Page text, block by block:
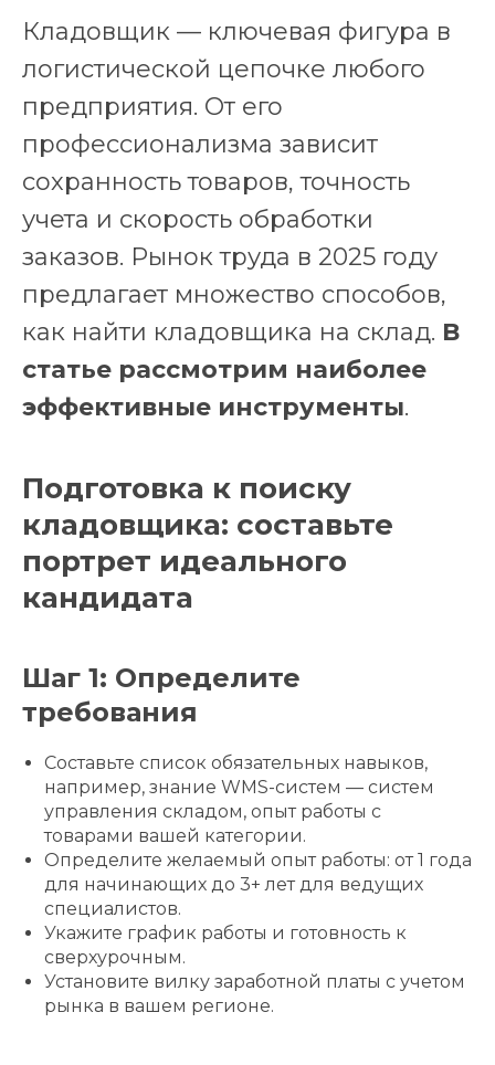
Кладовщик — ключевая фигура в
логистической цепочке любого
предприятия. От его
профессионализма зависит
сохранность товаров, точность
учета и скорость обработки
заказов. Рынок труда в 2025 году
предлагает множество способов,
как найти кладовщика на склад. В
статье рассмотрим наиболее
эффективные инструменты.
Подготовка к поиску
кладовщика: составьте
портрет идеального
кандидата
Шаг 1: Определите
требования
Составьте список обязательных навыков,
например, знание WMS-систем — систем
управления складом, опыт работы с
товарами вашей категории.
Определите желаемый опыт работы: от 1 года
для начинающих до 3+ лет для ведущих
специалистов.
Укажите график работы и готовность к
сверхурочным.
Установите вилку заработной платы с учетом
рынка в вашем регионе.